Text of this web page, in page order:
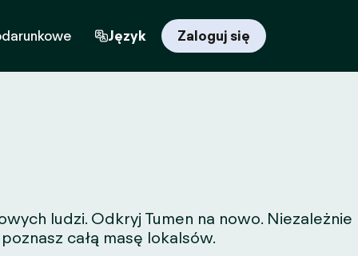
Język Zaloguj się
ludzi. Odkryj Tumen na nowo. Niezależnie
całą masę lokalsów.